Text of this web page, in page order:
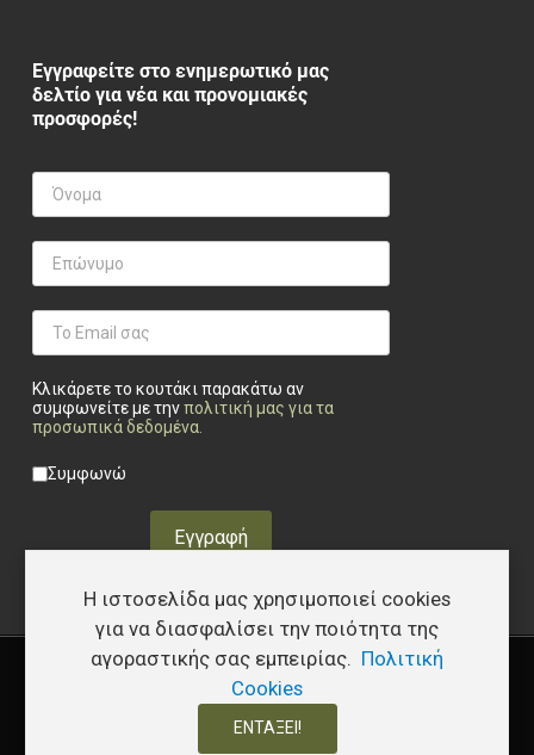
Εγγραφείτε στο ενημερωτικό μας
δελτίο για νέα και προνομιακές
προσφορές!
Κλικάρετε το κουτάκι παρακάτω αν
συμφωνείτε με τηνπολιτική μας για τα
προσωπικά δεδομένα.
Privacy checkbox
Συμφωνώ
Εγγραφή
Η ιστοσελίδα μας χρησιμοποιεί cookies
για να διασφαλίσει την ποιότητα της
αγοραστικής σας εμπειρίας. Πολιτική
Cookies
ΕΝΤΆΞΕΙ!